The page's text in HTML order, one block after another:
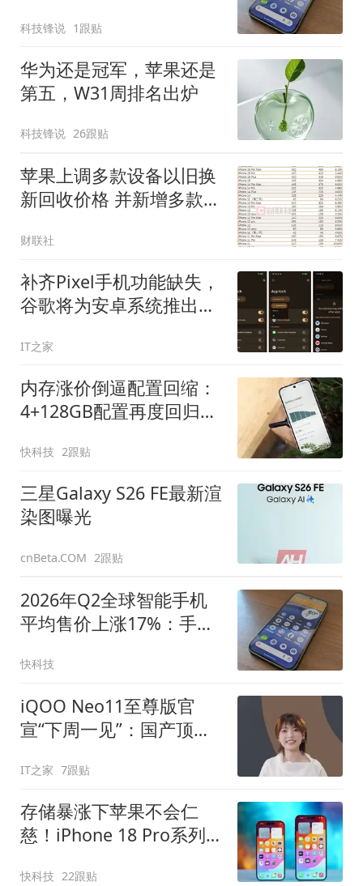
科技锋说 1跟贴
华为还是冠军，苹果还是
第五，W31周排名出炉
科技锋说 26跟贴
苹果上调多款设备以旧换
新回收价格 并新增多款安
财联社
补齐Pixel手机功能缺失，
谷歌将为安卓系统推出应
IT之家
内存涨价倒逼配置回缩：
4+128GB配置再度回归手
快科技 2跟贴
三星Galaxy S26 FE最新渲
染图曝光
cnBeta.COM 2跟贴
2026年Q2全球智能手机
平均售价上涨17%：手机
快科技
iQOO Neo11至尊版官
宣“下周一见”：国产顶级
IT之家 7跟贴
存储暴涨下苹果不会仁
慈！iPhone 18 Pro系列
快科技 22跟贴